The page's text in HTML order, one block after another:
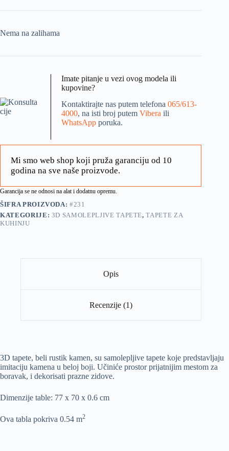
Nema na zalihama
Imate pitanje u vezi ovog modela ili
kupovine?
Kontaktirajte nas putem telefona 065/613-
4000, na isti broj putem Vibera ili
WhatsApp poruka.
Mi smo web shop koji pruža garanciju od 10
godina na sve naše proizvode.
Garancija se ne odnosi na alat i dodatnu opremu.
ŠIFRA PROIZVODA:#231
KATEGORIJE: 3D SAMOLEPLJIVE TAPETE,TAPETE ZA
KUHINJU
Opis
Recenzije (1)
3D tapete, beli rustik kamen, su samolepljive tapete koje predstavljaju
imitaciju kamena u beloj boji. Učiniće prostor prijatnijim mestom za
boravak, i dekorisati prazne zidove.
Dimenzije table: 77 x 70 x 0.6 cm
Ova tabla pokriva 0.54 m2